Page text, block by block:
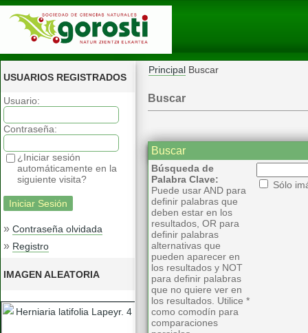
USUARIOS REGISTRADOS
Usuario:
Contraseña:
¿Iniciar sesión
automáticamente en la
siguiente visita?
» Contraseña olvidada
» Registro
IMAGEN ALEATORIA
Principal Buscar
Buscar
Buscar
Búsqueda de
Palabra Clave:
Puede usar AND para
definir palabras que
deben estar en los
resultados, OR para
definir palabras
alternativas que
pueden aparecer en
los resultados y NOT
para definir palabras
que no quiere ver en
los resultados. Utilice *
como comodín para
comparaciones
Sólo